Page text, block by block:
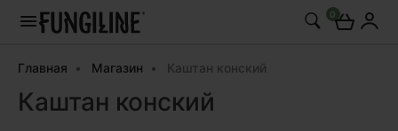
0
Главная Магазин Каштан конский
Каштан конский